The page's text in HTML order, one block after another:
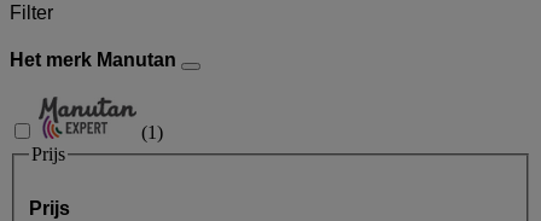
Filter
Het merk Manutan
(1)
Prijs
Prijs